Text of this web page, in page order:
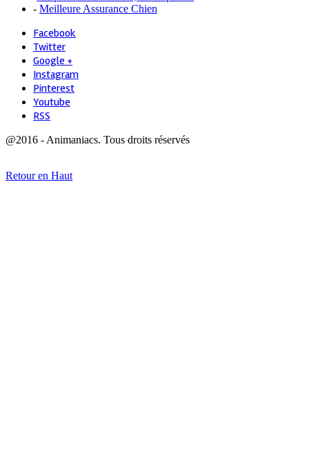
- Meilleure Assurance Chien
Facebook
Twitter
Google +
Instagram
Pinterest
Youtube
RSS
@2016 - Animaniacs. Tous droits réservés
Retour en Haut